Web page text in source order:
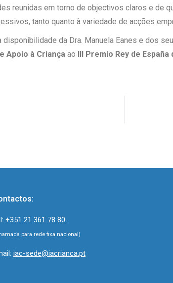
reunidas em torno de objectivos claros e de
tanto quanto à variedade de acções
da Dra. Manuela Eanes e dos
Apoio à Criança ao III Premio Rey de
+351 21 361 78 80
para rede fixa nacional)
iac-sede@iacrianca.pt